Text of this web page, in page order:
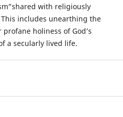
with religiously
includes unearthing the
holiness of God’s
a secularly lived life.